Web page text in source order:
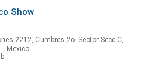
Show
2212, Cumbres 2o. Sector Secc C,
Mexico